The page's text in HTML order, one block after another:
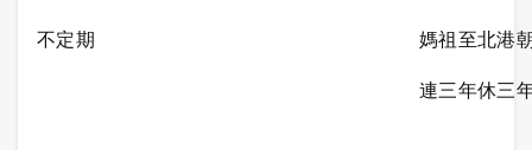
不定期 媽祖至北港
連三年休三